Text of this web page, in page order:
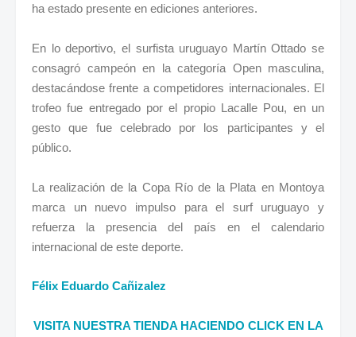
ha estado presente en ediciones anteriores.
En lo deportivo, el surfista uruguayo Martín Ottado se
consagró campeón en la categoría Open masculina,
destacándose frente a competidores internacionales. El
trofeo fue entregado por el propio Lacalle Pou, en un
gesto que fue celebrado por los participantes y el
público.
La realización de la Copa Río de la Plata en Montoya
marca un nuevo impulso para el surf uruguayo y
refuerza la presencia del país en el calendario
internacional de este deporte.
Félix Eduardo Cañizalez
VISITA NUESTRA TIENDA HACIENDO CLICK EN LA